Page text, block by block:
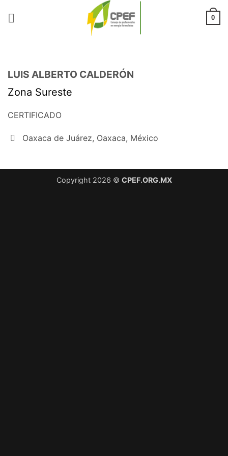
0
LUIS ALBERTO CALDERÓN
Zona Sureste
CERTIFICADO
Oaxaca de Juárez, Oaxaca, México
Copyright 2026 © CPEF.ORG.MX